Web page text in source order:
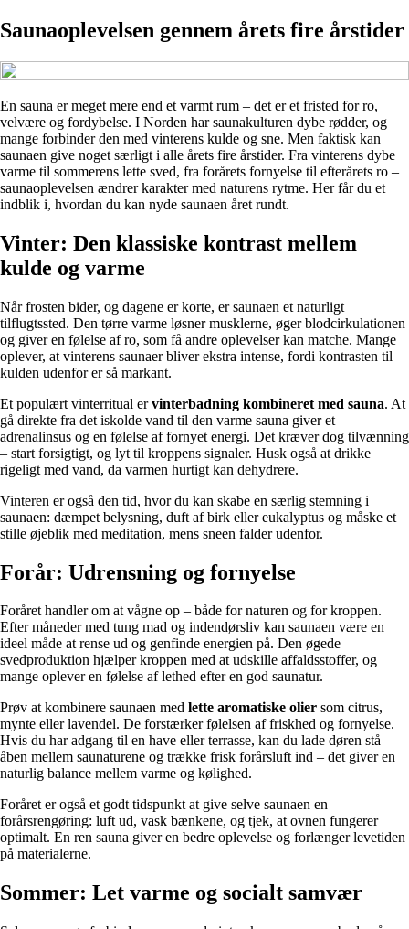
Saunaoplevelsen gennem årets fire årstider
En sauna er meget mere end et varmt rum – det er et fristed for ro,
velvære og fordybelse. I Norden har saunakulturen dybe rødder, og
mange forbinder den med vinterens kulde og sne. Men faktisk kan
saunaen give noget særligt i alle årets fire årstider. Fra vinterens dybe
varme til sommerens lette sved, fra forårets fornyelse til efterårets ro –
saunaoplevelsen ændrer karakter med naturens rytme. Her får du et
indblik i, hvordan du kan nyde saunaen året rundt.
Vinter: Den klassiske kontrast mellem
kulde og varme
Når frosten bider, og dagene er korte, er saunaen et naturligt
tilflugtssted. Den tørre varme løsner musklerne, øger blodcirkulationen
og giver en følelse af ro, som få andre oplevelser kan matche. Mange
oplever, at vinterens saunaer bliver ekstra intense, fordi kontrasten til
kulden udenfor er så markant.
Et populært vinterritual ervinterbadning kombineret med sauna. At
gå direkte fra det iskolde vand til den varme sauna giver et
adrenalinsus og en følelse af fornyet energi. Det kræver dog tilvænning
– start forsigtigt, og lyt til kroppens signaler. Husk også at drikke
rigeligt med vand, da varmen hurtigt kan dehydrere.
Vinteren er også den tid, hvor du kan skabe en særlig stemning i
saunaen: dæmpet belysning, duft af birk eller eukalyptus og måske et
stille øjeblik med meditation, mens sneen falder udenfor.
Forår: Udrensning og fornyelse
Foråret handler om at vågne op – både for naturen og for kroppen.
Efter måneder med tung mad og indendørsliv kan saunaen være en
ideel måde at rense ud og genfinde energien på. Den øgede
svedproduktion hjælper kroppen med at udskille affaldsstoffer, og
mange oplever en følelse af lethed efter en god saunatur.
Prøv at kombinere saunaen med lette aromatiske olier som citrus,
mynte eller lavendel. De forstærker følelsen af friskhed og fornyelse.
Hvis du har adgang til en have eller terrasse, kan du lade døren stå
åben mellem saunaturene og trække frisk forårsluft ind – det giver en
naturlig balance mellem varme og kølighed.
Foråret er også et godt tidspunkt at give selve saunaen en
forårsrengøring: luft ud, vask bænkene, og tjek, at ovnen fungerer
optimalt. En ren sauna giver en bedre oplevelse og forlænger levetiden
på materialerne.
Sommer: Let varme og socialt samvær